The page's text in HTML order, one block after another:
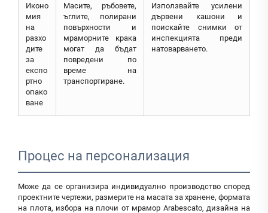
Иконо
мия
на
разхо
дите
за
експо
ртно
опако
ване
Масите, ръбовете,
ъглите, полирани
повърхности и
мраморните крака
могат да бъдат
повредени по
време на
транспортиране.
Използвайте усилени
дървени кашони и
поискайте снимки от
инспекцията преди
натоварването.
Процес на персонализация
Може да се организира индивидуално производство според
проектните чертежи, размерите на масата за хранене, формата
на плота, избора на плочи от мрамор Arabescato, дизайна на